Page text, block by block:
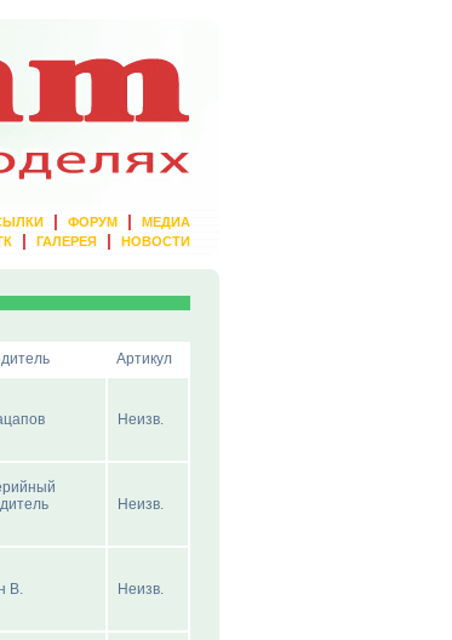
| ФОРУМ |
МЕДИА
| ГАЛЕРЕЯ | НОВОСТИ
Артикул
Неизв.
Неизв.
В. Неизв.